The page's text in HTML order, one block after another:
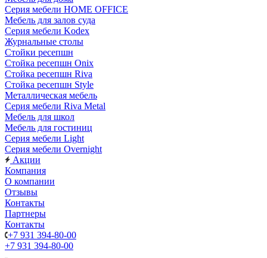
Серия мебели HOME OFFICE
Мебель для залов суда
Серия мебели Kodex
Журнальные столы
Стойки ресепшн
Стойка ресепшн Onix
Стойка ресепшн Riva
Стойка ресепшн Style
Металлическая мебель
Серия мебели Riva Metal
Мебель для школ
Мебель для гостиниц
Серия мебели Light
Серия мебели Overnight
Акции
Компания
О компании
Отзывы
Контакты
Партнеры
Контакты
+7 931 394-80-00
+7 931 394-80-00